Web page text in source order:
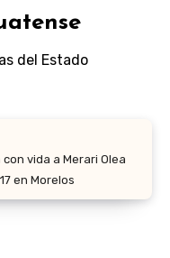
del Estado
vida a Merari Olea
en Morelos